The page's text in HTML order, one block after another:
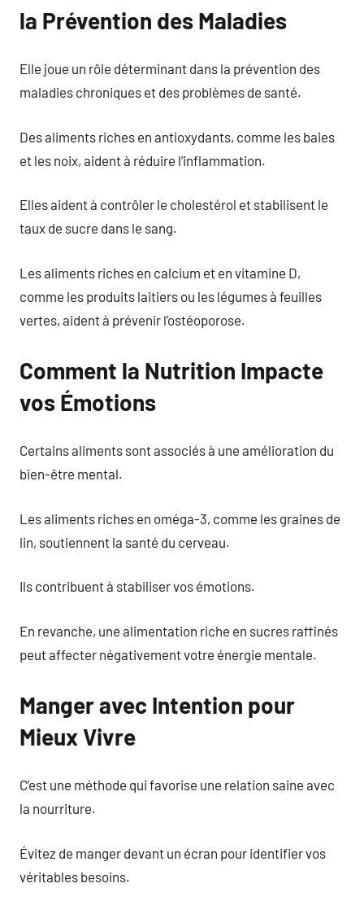
la Prévention des Maladies
Elle joue un rôle déterminant dans la prévention des
maladies chroniques et des problèmes de santé.
Des aliments riches en antioxydants, comme les baies
et les noix, aident à réduire l’inflammation.
Elles aident à contrôler le cholestérol et stabilisent le
taux de sucre dans le sang.
Les aliments riches en calcium et en vitamine D,
comme les produits laitiers ou les légumes à feuilles
vertes, aident à prévenir l’ostéoporose.
Comment la Nutrition Impacte
vos Émotions
Certains aliments sont associés à une amélioration du
bien-être mental.
Les aliments riches en oméga-3, comme les graines de
lin, soutiennent la santé du cerveau.
Ils contribuent à stabiliser vos émotions.
En revanche, une alimentation riche en sucres raffinés
peut affecter négativement votre énergie mentale.
Manger avec Intention pour
Mieux Vivre
C’est une méthode qui favorise une relation saine avec
la nourriture.
Évitez de manger devant un écran pour identifier vos
véritables besoins.